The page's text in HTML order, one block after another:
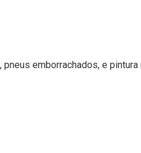
emborrachados, e pintura